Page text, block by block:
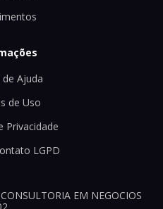
Ajuda
de Uso
Privacidade
LGPD
EM NEGOCIOS